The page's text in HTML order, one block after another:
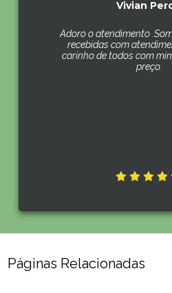
Vivian
Adoro o atendimento
recebidas com
carinho de todos com
preço.
Páginas Relacionadas